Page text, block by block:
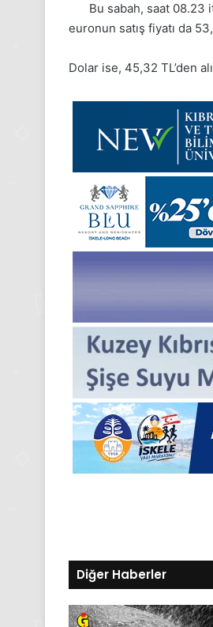
Bu sabah, saat 08.23
euronun satış fiyatı da
Dolar ise, 45,32 TL’den
Diğer Haberler
2025,
Gıynık
24
24